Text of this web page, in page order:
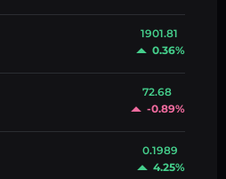
1901.81
0.36%
72.68
-0.89%
0.1989
4.25%